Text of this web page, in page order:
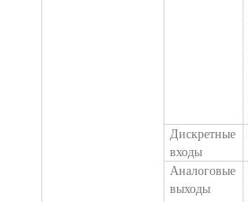
Дискретные
входы
Аналоговые
выходы